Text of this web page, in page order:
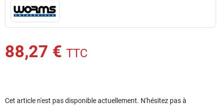
88,27 € TTC
Cet article n'est pas disponible actuellement. N'hésitez pas à